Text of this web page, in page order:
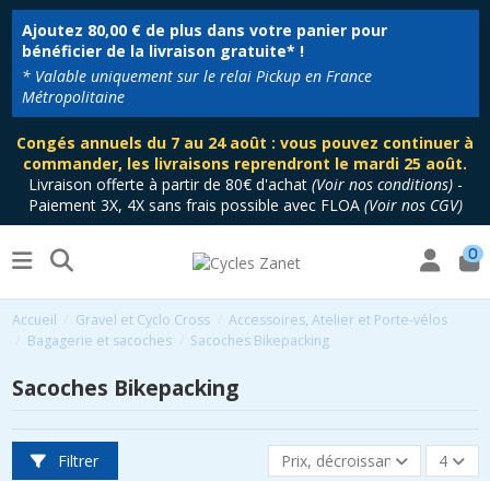
Ajoutez 80,00 €de plus dans votre panier pour
bénéficier de la livraison gratuite* !
* Valable uniquement sur le relai Pickup en France
Métropolitaine
Congés annuels du 7 au 24 août : vous pouvez continuer à
commander, les livraisons reprendront le mardi 25 août.
Livraison offerte à partir de 80€ d'achat (Voir nos conditions)-
Paiement 3X, 4X sans frais possible avec FLOA (Voir nos CGV)
0
Accueil Gravel et Cyclo Cross
Accessoires, Atelier et Porte-vélos
Bagagerie et sacoches
Sacoches Bikepacking
Sacoches Bikepacking
Filtrer Prix, décroissant 4